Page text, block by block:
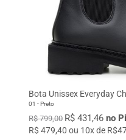
Bota Unissex Everyday
01 - Preto
R$ 799,00 R$ 431,46 no
R$ 479,40 ou 10x de